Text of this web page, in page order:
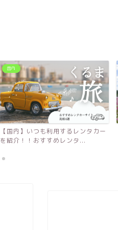
国内
【国内】いつも利用するレンタカー
を紹介！！おすすめレンタ...